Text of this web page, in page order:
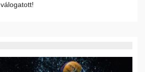
válogatott!